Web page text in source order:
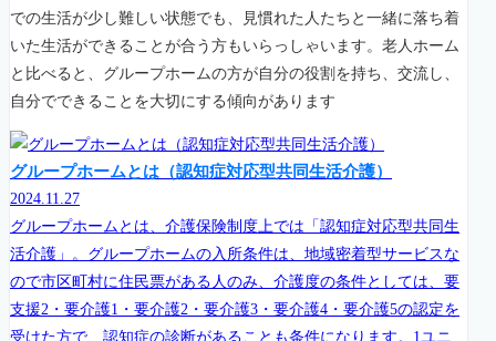
での生活が少し難しい状態でも、見慣れた人たちと一緒に落ち着
いた生活ができることが合う方もいらっしゃいます。老人ホーム
と比べると、グループホームの方が自分の役割を持ち、交流し、
自分でできることを大切にする傾向があります
グループホームとは（認知症対応型共同生活介護）
2024.11.27
グループホームとは、介護保険制度上では「認知症対応型共同生
活介護」。グループホームの入所条件は、地域密着型サービスな
ので市区町村に住民票がある人のみ、介護度の条件としては、要
支援2・要介護1・要介護2・要介護3・要介護4・要介護5の認定を
受けた方で、認知症の診断があることも条件になります。1ユニ